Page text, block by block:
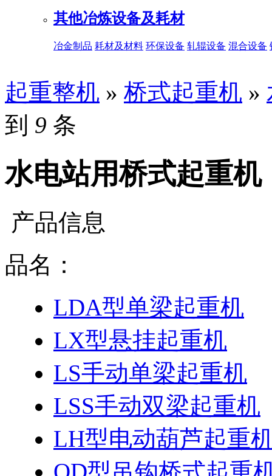
其他冶炼设备及耗材
冶金制品 耗材及材料 环保设备 轧辊设备 混合设备
起重整机 » 桥式起重机 »
到 9 条
水电站用桥式起重机
产品信息
品名：
LDA型单梁起重机
LX型悬挂起重机
LS手动单梁起重机
LSS手动双梁起重机
LH型电动葫芦起重